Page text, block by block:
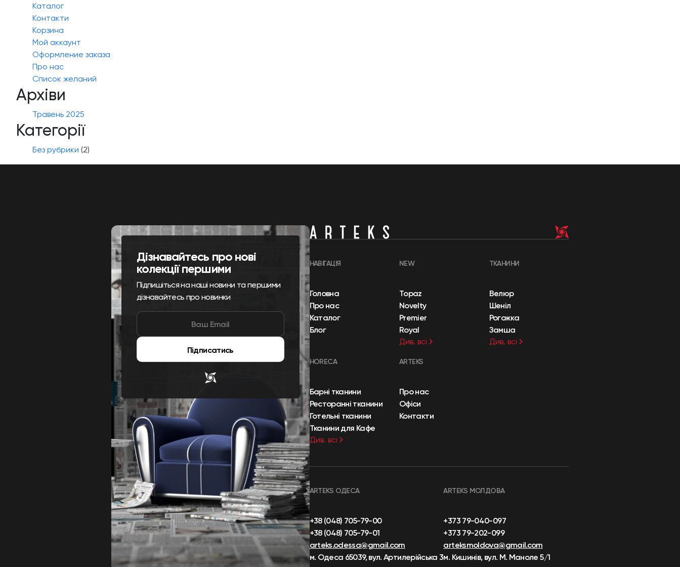
Каталог
Контакти
Корзина
Мой аккаунт
Оформление заказа
Про нас
Список желаний
Архіви
Травень 2025
Категорії
Без рубрики (2)
Дізнавайтесь про нові
колекції першими
Підпишіться на наші новини та першими
дізнавайтесь про новинки
Підписатись
НАВІГАЦІЯ
Головна
Про нас
Каталог
Блог
NEW
Topaz
Novelty
Premier
Royal
Див. всі
ТКАНИНИ
Велюр
Шеніл
Рогожка
Замша
Див. всі
HORECA
Барні тканини
Ресторанні тканини
Готельні тканини
Тканини для Кафе
Див. всі
ARTEKS
Про нас
Офіси
Контакти
ARTEKS ОДЕСА
+38 (048) 705-79-00
+38 (048) 705-79-01
arteks.odessa@gmail.com
м. Одеса 65039, вул. Артилерійська 3
ARTEKS МОЛДОВА
+373 79-040-097
+373 79-202-099
arteksmoldova@gmail.com
м. Кишинів, вул. М. Маноле 5/1